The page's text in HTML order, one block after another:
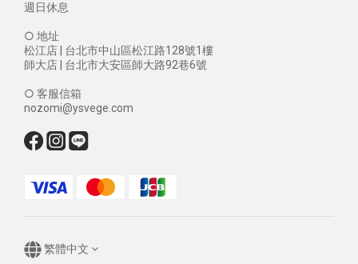
週日休息
○ 地址
松江店 | 台北市中山區松江路128號1樓
師大店 | 台北市大安區師大路92巷6號
○ 客服信箱
nozomi@ysvege.com
繁體中文